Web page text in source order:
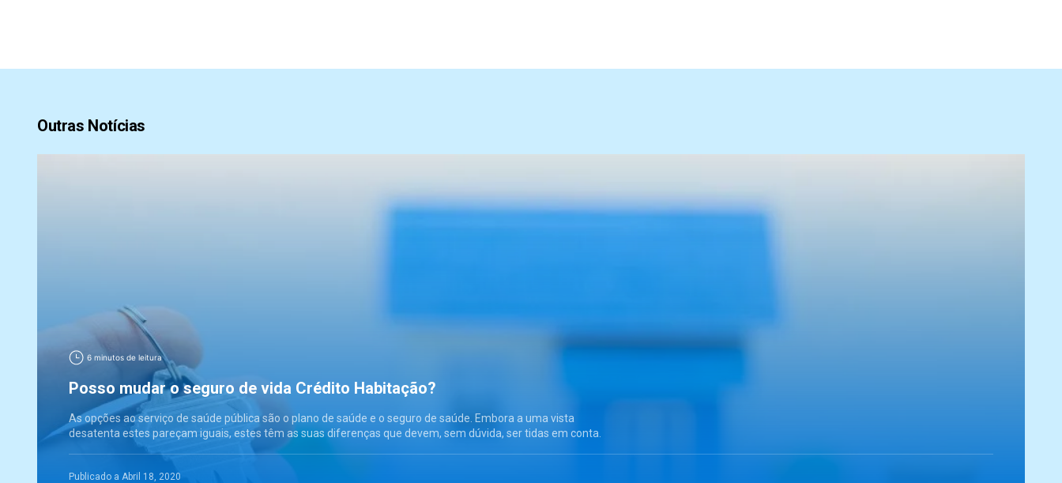
Outras Notícias
6 minutos de leitura
Posso mudar o seguro de vida Crédito Habitação?
As opções ao serviço de saúde pública são o plano de saúde e o seguro de saúde. Embora a uma vista
desatenta estes pareçam iguais, estes têm as suas diferenças que devem, sem dúvida, ser tidas em conta.
Publicado a Abril 18, 2020